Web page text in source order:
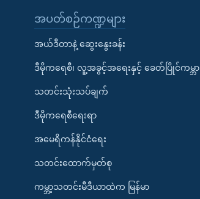
အပတ်စဉ်ကဏ္ဍများ
အယ်ဒီတာနဲ့ ဆွေးနွေးခန်း
ဒီမိုကရေစီ၊ လူ့အခွင့်အရေးနှင့် ခေတ်ပြိုင်ကမ္ဘာ
သတင်းသုံးသပ်ချက်
ဒီမိုကရေစီရေးရာ
အမေရိကန်နိုင်ငံရေး
သတင်းထောက်မှတ်စု
ကမ္ဘာ့သတင်းမီဒီယာထဲက မြန်မာ